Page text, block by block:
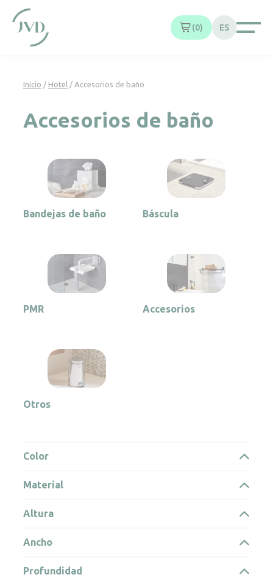
0 ES
Inicio / Hotel / Accesorios de baño
Accesorios de baño
Bandejas de baño Báscula
PMR Accesorios
Otros
Color
Material
Altura
Ancho
Profundidad
Panel de gestión de cookies